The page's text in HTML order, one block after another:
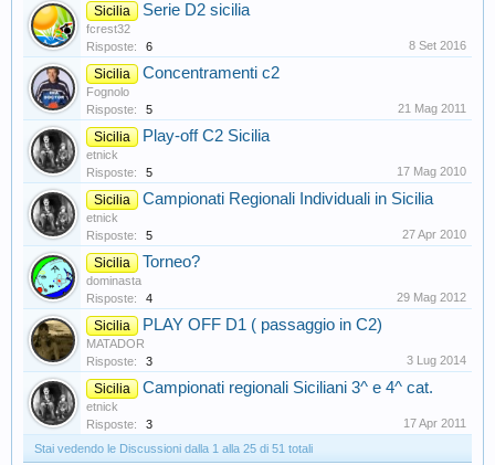
Sicilia Serie D2 sicilia
fcrest32
Risposte:
6 8 Set 2016
Sicilia Concentramenti c2
Fognolo
Risposte:
5 21 Mag 2011
Sicilia Play-off C2 Sicilia
etnick
Risposte:
5 17 Mag 2010
Sicilia Campionati Regionali Individuali in Sicilia
etnick
Risposte:
5 27 Apr 2010
Sicilia Torneo?
dominasta
Risposte:
4 29 Mag 2012
Sicilia PLAY OFF D1 ( passaggio in C2)
MATADOR
Risposte:
3 3 Lug 2014
Sicilia Campionati regionali Siciliani 3^ e 4^ cat.
etnick
Risposte:
3
17 Apr 2011
Stai vedendo le Discussioni dalla 1 alla 25 di 51 totali